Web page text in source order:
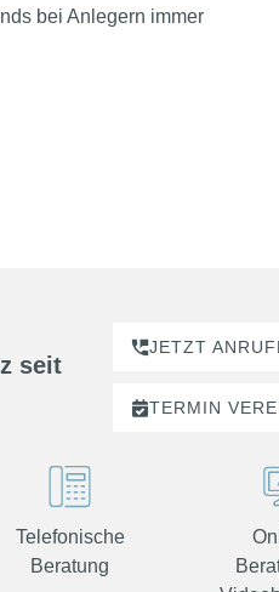
bei Anlegern immer
seit
JETZT
TERMIN
Telefonische
Beratung